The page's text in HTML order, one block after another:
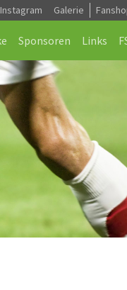
Instagram Galerie
Sponsoren Links